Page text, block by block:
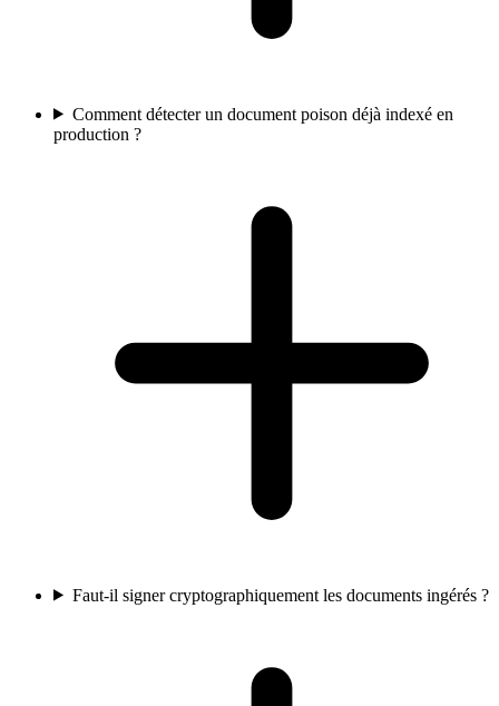
Comment détecter un document poison déjà indexé en
production ?
Faut-il signer cryptographiquement les documents ingérés ?